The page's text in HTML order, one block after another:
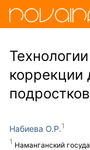
коррекции
подростков
Набиева О.Р.
Наманганский